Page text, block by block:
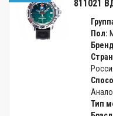
811021
Пол:
Тип